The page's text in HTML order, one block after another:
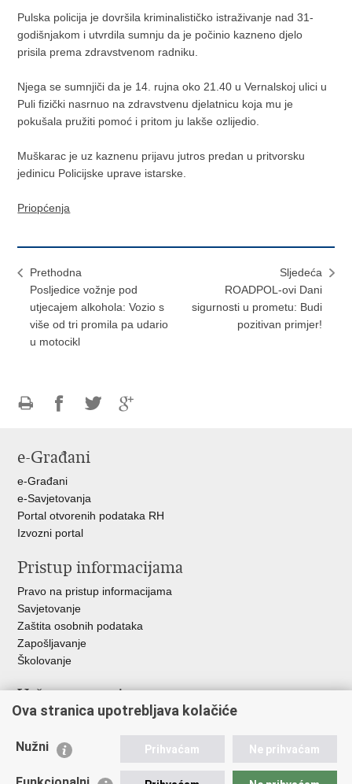
Pulska policija je dovršila kriminalističko istraživanje nad 31-
godišnjakom i utvrdila sumnju da je počinio kazneno djelo
prisila prema zdravstvenom radniku.
Njega se sumnjiči da je 14. rujna oko 21.40 u Vernalskoj ulici u
Puli fizički nasrnuo na zdravstvenu djelatnicu koja mu je
pokušala pružiti pomoć i pritom ju lakše ozlijedio.
Muškarac je uz kaznenu prijavu jutros predan u pritvorsku
jedinicu Policijske uprave istarske.
Priopćenja
Prethodna
Posljedice vožnje pod
utjecajem alkohola: Vozio s
više od tri promila pa udario
u motocikl
Sljedeća
ROADPOL-ovi Dani
sigurnosti u prometu: Budi
pozitivan primjer!
FacebookuTwitteru
e-Građani
e-Građani
e-Savjetovanja
Portal otvorenih podataka RH
Izvozni portal
Pristup informacijama
Pravo na pristup informacijama
Savjetovanje
Zaštita osobnih podataka
Zapošljavanje
Školovanje
Važne poveznice
Ministarstvo unutarnjih poslova
Udruge
Ova stranica upotrebljava kolačiće
Nužni Prihvaćam Ne prihvaćam